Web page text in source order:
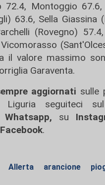
72.4, Montoggio
63.6, Sella Giassina
(Rovegno)
il valore massimo
Garaventa.
aggiornati sulle
Liguria seguiteci
Whatsapp, su
Facebook.
Allerta arancione